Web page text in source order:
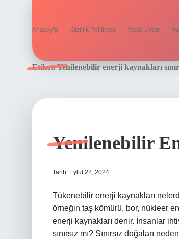
Anasayfa Gizlilik Politikası Yasal Uyarı
Etiket:Yenilenebilir enerji kaynakları
Yenilenebilir
Tarih: Eylül 22, 2024
Tükenebilir enerji kaynakları
örneğin taş kömürü, bor, nükleer
enerji kaynakları denir. İnsanlar
sınırsız mı? Sınırsız doğaları